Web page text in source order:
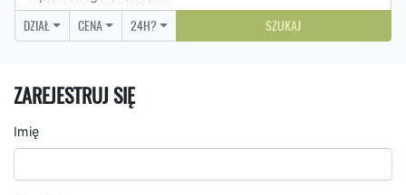
DZIAŁ CENA 24H? SZUKAJ
ZAREJESTRUJ SIĘ
Imię